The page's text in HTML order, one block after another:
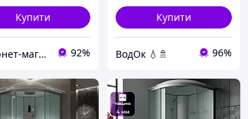
Купити
Інтернет-магазин дверей, сантехніки та меблів «Хутко» 92%
Купити
ВодОк 💧🚿 96%